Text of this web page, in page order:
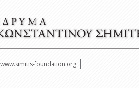
www.simitis-foundation.org